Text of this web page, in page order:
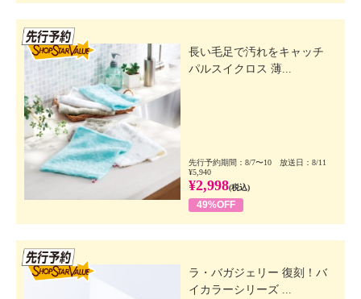
長い毛足で汚れをキャッチ
パルスイクロス 薄...
先行予約期間：8/7〜10 放送日：8/11
¥5,940
¥2,998(税込)
49%OFF
ラ・バガジェリー 復刻！バ
イカラーシリーズ ...